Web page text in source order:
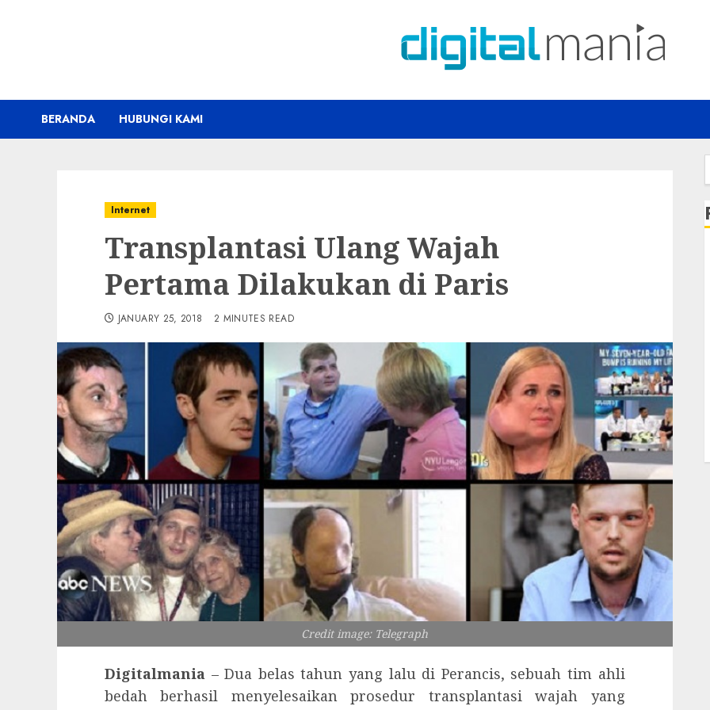
BERANDA HUBUNGI KAMI
Internet
Transplantasi Ulang Wajah
Pertama Dilakukan di Paris
JANUARY 25, 2018 2 MINUTES READ
Credit image: Telegraph
Digitalmania – Dua belas tahun yang lalu di Perancis, sebuah tim ahli
bedah berhasil menyelesaikan prosedur transplantasi wajah yang